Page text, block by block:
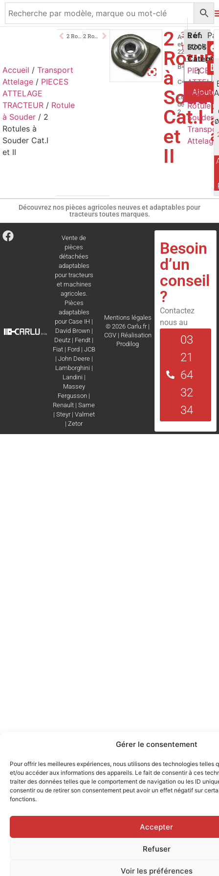
Gérer le consentement
Pour offrir les meilleures expériences, nous utilisons des technologies telles
et/ou accéder aux informations des appareils. Le fait de consentir à ces
traiter des données telles que le comportement de navigation ou les ID
consentir ou de retirer son consentement peut avoir un effet négatif sur
fonctions.
Accepter
Refuser
Voir les préférences
Accueil / Transport
Attelage / PIECES
ATTELAGE
TRACTEUR / Rotule
à Souder / 2
Rotules à
Souder Cat.I
et II
2 Rotules à Souder Cat.II 2 Rotules à Souder Hors Catégorie Ø26mm
2
à
Cat.I
et
II
A=28mm
et
22mm
B=70mm
C=45mm
Lot
de
2
39,50€
TTC
5 en
stock
Réf.
B2061
PIECES
Rotule à
Souder,
Attelage
Découvrez nos pièces agricoles neuves et adaptables pour
tracteurs toutes marques.
Vente de
pièces
détachées
adaptables
pour tracteurs
et machines
agricoles.
Pièces
adaptables
pourCase IH |
David Brown|
Deutz | Fendt |
Fiat| Ford | JCB
| John Deere|
Lamborghini |
Landini |
Massey
Fergusson |
Renault |Same
| Steyr| Valmet
|Zetor
Mentions légales
© 2026 Carlu.fr |
CGV| Réalisation
Prodilog
Besoin
d’un
conseil
?
Contactez
nous au
03
21
64
32
34